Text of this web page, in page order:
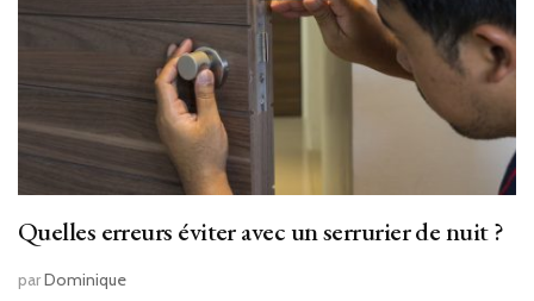
Quelles erreurs éviter avec un serrurier de nuit ?
parDominique